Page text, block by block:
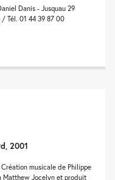
Danis - Jusquau 29
Tél. 01 44 39 87 00
2001
musicale de Philippe
Matthew Jocelyn et produit